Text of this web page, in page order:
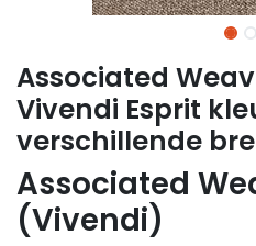
Associated
Vivendi Esprit
verschillende
Associated
(Vivendi)